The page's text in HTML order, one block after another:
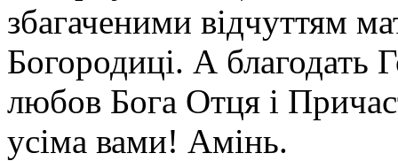
збагаченими відчуттям
Богородиці. А благодать
любов Бога Отця і
усіма вами! Амінь.